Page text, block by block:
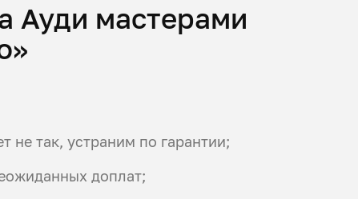
Ауди мастерами
не так, устраним по гарантии;
доплат;